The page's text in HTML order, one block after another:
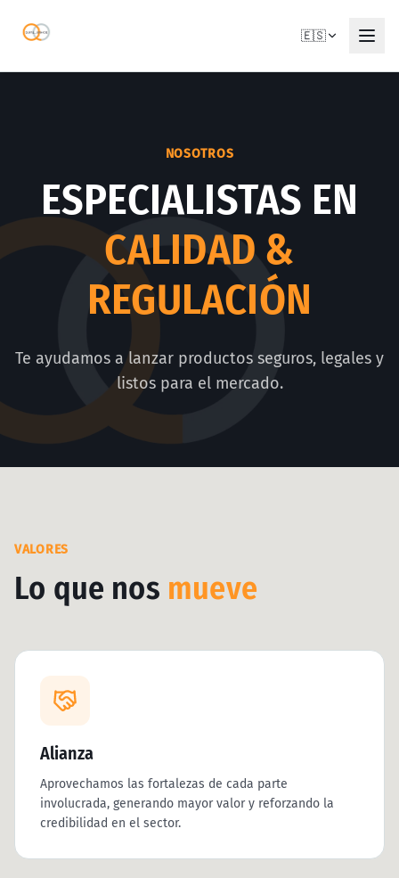
🇪🇸
NOSOTROS
ESPECIALISTAS EN
CALIDAD &
REGULACIÓN
Te ayudamos a lanzar productos seguros, legales y
listos para el mercado.
VALORES
Lo que nos mueve
Alianza
Aprovechamos las fortalezas de cada parte
involucrada, generando mayor valor y reforzando la
credibilidad en el sector.